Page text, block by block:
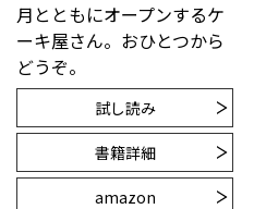
月とともにオープンするケ
ーキ屋さん。おひとつから
どうぞ。
試し読み
書籍詳細
amazon